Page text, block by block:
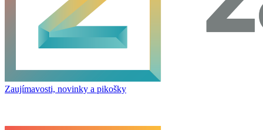
Zaujímavosti, novinky a pikošky